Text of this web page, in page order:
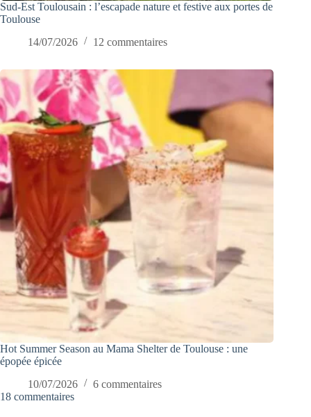
Sud-Est Toulousain : l’escapade nature et festive aux portes de
Toulouse
14/07/2026
12 commentaires
Hot Summer Season au Mama Shelter de Toulouse : une
épopée épicée
10/07/2026
6 commentaires
18 commentaires